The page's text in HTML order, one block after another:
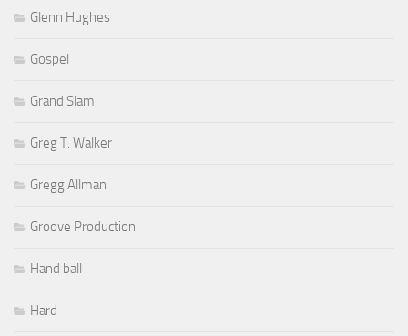
Glenn Hughes
Gospel
Grand Slam
Greg T. Walker
Gregg Allman
Groove Production
Hand ball
Hard